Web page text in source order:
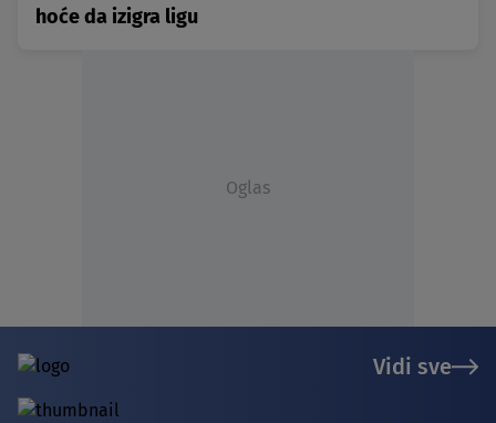
hoće da izigra ligu
Oglas
Vidi sve